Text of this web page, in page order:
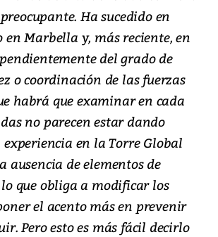
Ha sucedido en
en Marbella y, más reciente, en
del grado de
o coordinación de las fuerzas
habrá que examinar en cada
no parecen estar dando
experiencia en la Torre Global
ausencia de elementos de
que obliga a modificar los
el acento más en prevenir
Pero esto es más fácil decirlo